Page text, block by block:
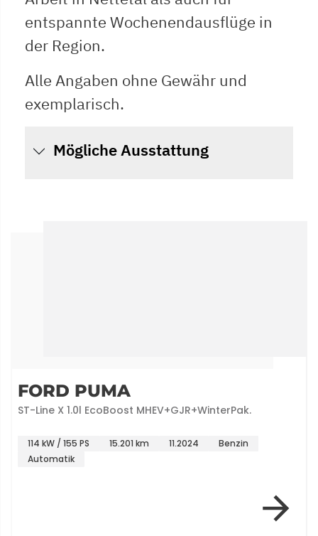
entspannte Wochenendausflüge in
der Region.
Alle Angaben ohne Gewähr und
exemplarisch.
Mögliche Ausstattung
FORD PUMA
ST-Line X 1.0l EcoBoost MHEV+GJR+WinterPak.
114 kW / 155 PS 15.201 km 11.2024
Benzin
Automatik